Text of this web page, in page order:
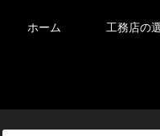
ホーム 工務店の